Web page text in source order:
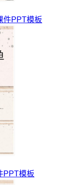
件PPT模板
PPT模板